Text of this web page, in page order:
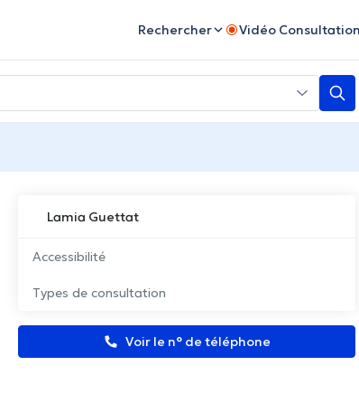
Rechercher Vidéo
Lamia Guettat
Accessibilité
Types de consultation
Voir le n° de téléphone